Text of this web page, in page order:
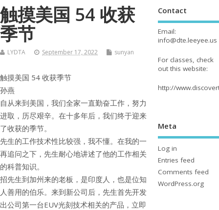
触摸美国 54 收获
季节
LYDTA September 17, 2022 sunyan
触摸美国 54 收获季节
孙燕
自从来到美国，我们全家一直勤奋工作，努力
进取，历尽艰辛。在十多年后，我们终于迎来
了收获的季节。
先生的工作技术性比较强，我不懂。在我的一
再追问之下，先生耐心地讲述了他的工作相关
的科普知识。
招先生到加州来的老板，是印度人，也是位知
人善用的伯乐。来到新公司后，先生首先开发
出公司第一台EUV光刻技术相关的产品，立即
Contact
Email:
info@dte.leeyee.us
For classes, check
out this website:
http://
Meta
Log in
Entries feed
Comments feed
WordPress.org